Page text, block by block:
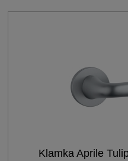
Klamka Aprile